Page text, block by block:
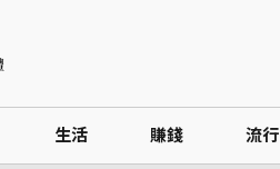
生活 賺錢 流行